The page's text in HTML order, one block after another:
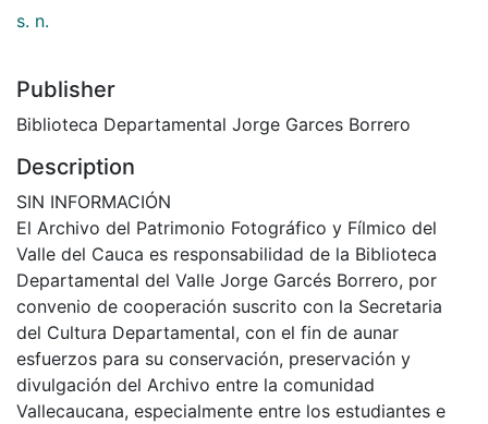
s. n.
Publisher
Biblioteca Departamental Jorge Garces Borrero
Description
SIN INFORMACIÓN
El Archivo del Patrimonio Fotográfico y Fílmico del
Valle del Cauca es responsabilidad de la Biblioteca
Departamental del Valle Jorge Garcés Borrero, por
convenio de cooperación suscrito con la Secretaria
del Cultura Departamental, con el fin de aunar
esfuerzos para su conservación, preservación y
divulgación del Archivo entre la comunidad
Vallecaucana, especialmente entre los estudiantes e